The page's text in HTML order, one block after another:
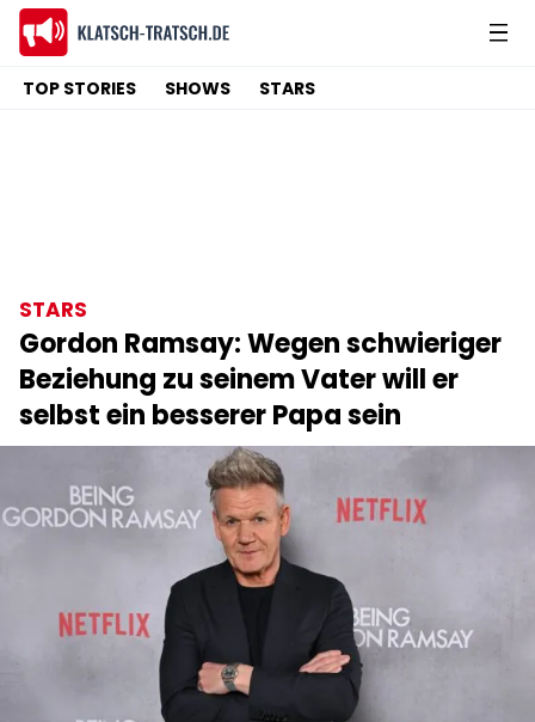
TOP STORIES SHOWS STARS
STARS
Gordon Ramsay: Wegen schwieriger
Beziehung zu seinem Vater will er
selbst ein besserer Papa sein